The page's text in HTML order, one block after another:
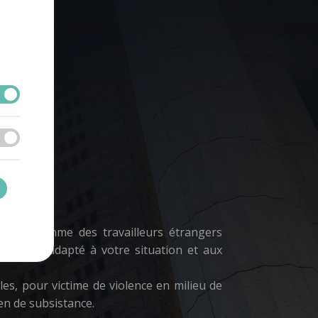
Programme des travailleurs étrangers
adapté à votre situation et aux
pour victime de violence en milieu de
de subsistance.